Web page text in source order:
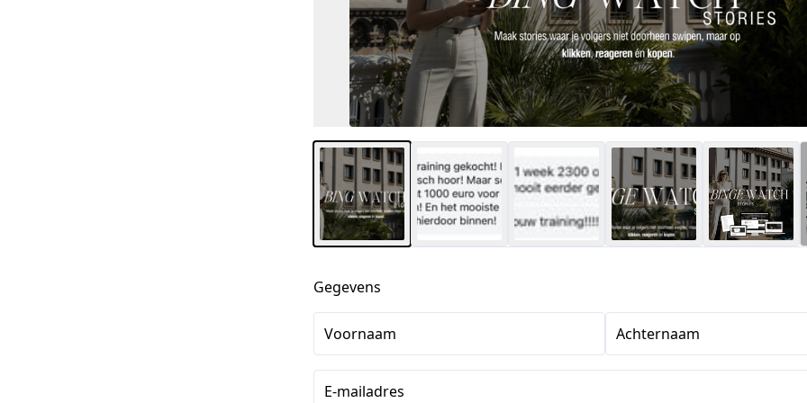
Gegevens
Voornaam Achternaam
E-mailadres